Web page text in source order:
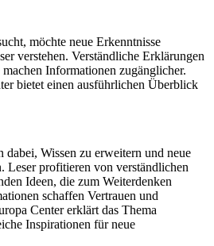
möchte neue Erkenntnisse
verstehen. Verständliche Erklärungen
Informationen zugänglicher.
bietet einen ausführlichen Überblick
Wissen zu erweitern und neue
Leser profitieren von verständlichen
Ideen, die zum Weiterdenken
schaffen Vertrauen und
Center erklärt das Thema
Inspirationen für neue